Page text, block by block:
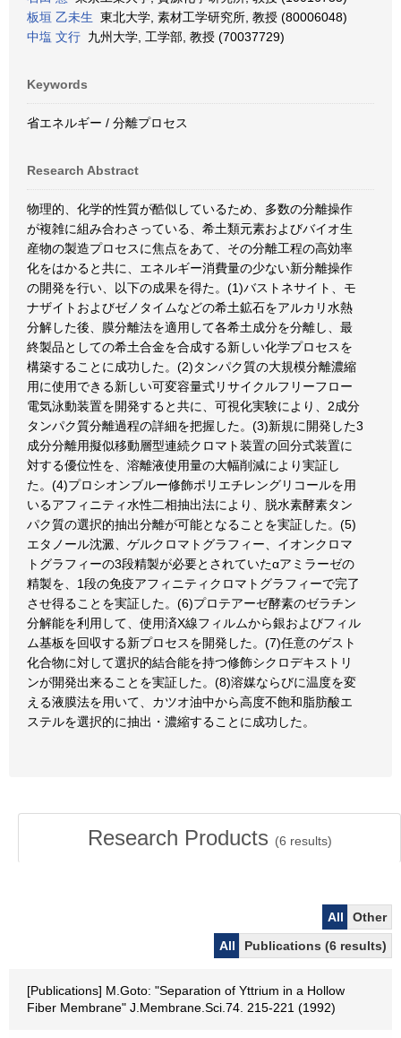
板垣 乙未生 東北大学, 素材工学研究所, 教授 (80006048)
中塩 文行 九州大学, 工学部, 教授 (70037729)
Keywords
省エネルギー / 分離プロセス
Research Abstract
物理的、化学的性質が酷似しているため、多数の分離操作
が複雑に組み合わさっている、希土類元素およびバイオ生
産物の製造プロセスに焦点をあて、その分離工程の高効率
化をはかると共に、エネルギー消費量の少ない新分離操作
の開発を行い、以下の成果を得た。(1)バストネサイト、モ
ナザイトおよびゼノタイムなどの希土鉱石をアルカリ水熱
分解した後、膜分離法を適用して各希土成分を分離し、最
終製品としての希土合金を合成する新しい化学プロセスを
構築することに成功した。(2)タンパク質の大規模分離濃縮
用に使用できる新しい可変容量式リサイクルフリーフロー
電気泳動装置を開発すると共に、可視化実験により、2成分
タンパク質分離過程の詳細を把握した。(3)新規に開発した3
成分分離用擬似移動層型連続クロマト装置の回分式装置に
対する優位性を、溶離液使用量の大幅削減により実証し
た。(4)プロシオンブルー修飾ポリエチレングリコールを用
いるアフィニティ水性二相抽出法により、脱水素酵素タン
パク質の選択的抽出分離が可能となることを実証した。(5)
エタノール沈澱、ゲルクロマトグラフィー、イオンクロマ
トグラフィーの3段精製が必要とされていたαアミラーゼの
精製を、1段の免疫アフィニティクロマトグラフィーで完了
させ得ることを実証した。(6)プロテアーゼ酵素のゼラチン
分解能を利用して、使用済X線フィルムから銀およびフィル
ム基板を回収する新プロセスを開発した。(7)任意のゲスト
化合物に対して選択的結合能を持つ修飾シクロデキストリ
ンが開発出来ることを実証した。(8)溶媒ならびに温度を変
える液膜法を用いて、カツオ油中から高度不飽和脂肪酸エ
ステルを選択的に抽出・濃縮することに成功した。
Research Products (6 results)
All
Other
All
Publications (6 results)
[Publications] M.Goto: "Separation of Yttrium in a Hollow
Fiber Membrane" J.Membrane.Sci.74. 215-221 (1992)